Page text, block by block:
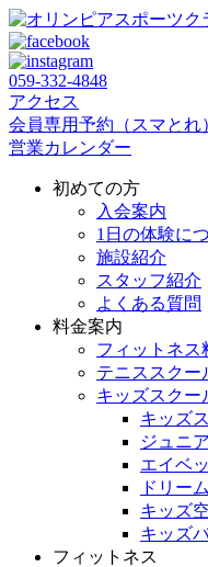
059‐332‐4848
アクセス
会員専用予約（スマとれ
営業カレンダー
初めての方
入会案内
1日の体験に
施設紹介
スタッフ紹介
よくある質問
料金案内
フィットネス
テニススクー
キッズスクー
キッズ
ジュニ
エイベ
ドリー
キッズ
キッズ
フィットネス